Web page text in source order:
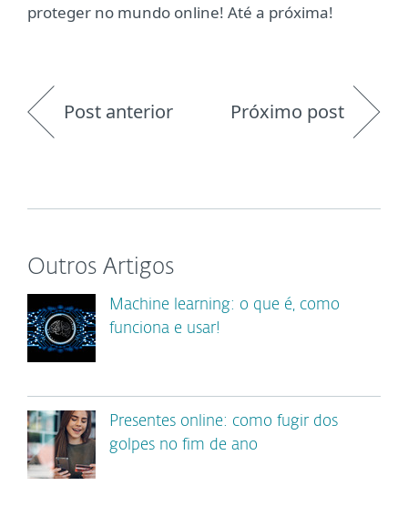
proteger no mundo online! Até a próxima!
Post anterior Próximo post
Outros Artigos
Machine learning: o que é, como
funciona e usar!
Presentes online: como fugir dos
golpes no fim de ano